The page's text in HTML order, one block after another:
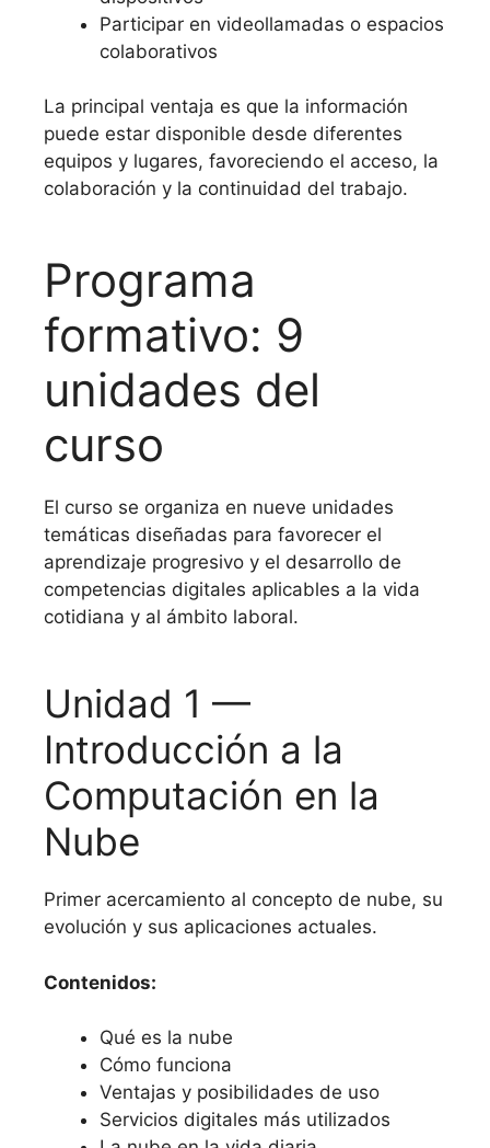
Participar en videollamadas o espacios
colaborativos
La principal ventaja es que la información
puede estar disponible desde diferentes
equipos y lugares, favoreciendo el acceso, la
colaboración y la continuidad del trabajo.
Programa
formativo: 9
unidades del
curso
El curso se organiza en nueve unidades
temáticas diseñadas para favorecer el
aprendizaje progresivo y el desarrollo de
competencias digitales aplicables a la vida
cotidiana y al ámbito laboral.
Unidad 1 —
Introducción a la
Computación en la
Nube
Primer acercamiento al concepto de nube, su
evolución y sus aplicaciones actuales.
Contenidos:
Qué es la nube
Cómo funciona
Ventajas y posibilidades de uso
Servicios digitales más utilizados